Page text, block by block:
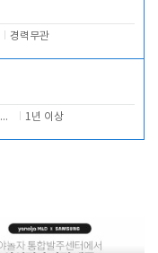
경력무관
카운터 및 객실관리 전반 1년 이상